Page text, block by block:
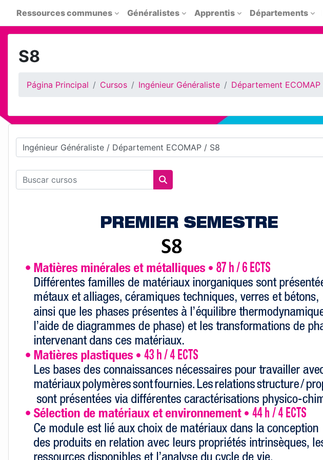
Ressources communes Généralistes Apprentis Départements
S8
Página Principal Cursos Ingénieur Généraliste Département ECOMAP
Categorías
Buscar cursos
Buscar cursos